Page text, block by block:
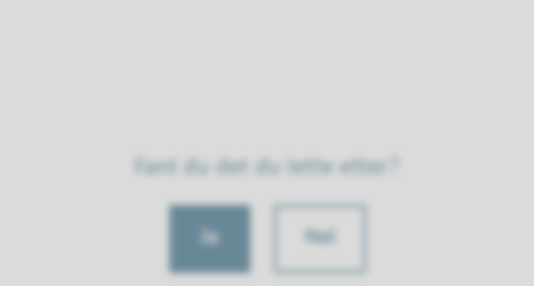
Fant du det du lette etter?
Ja Nei